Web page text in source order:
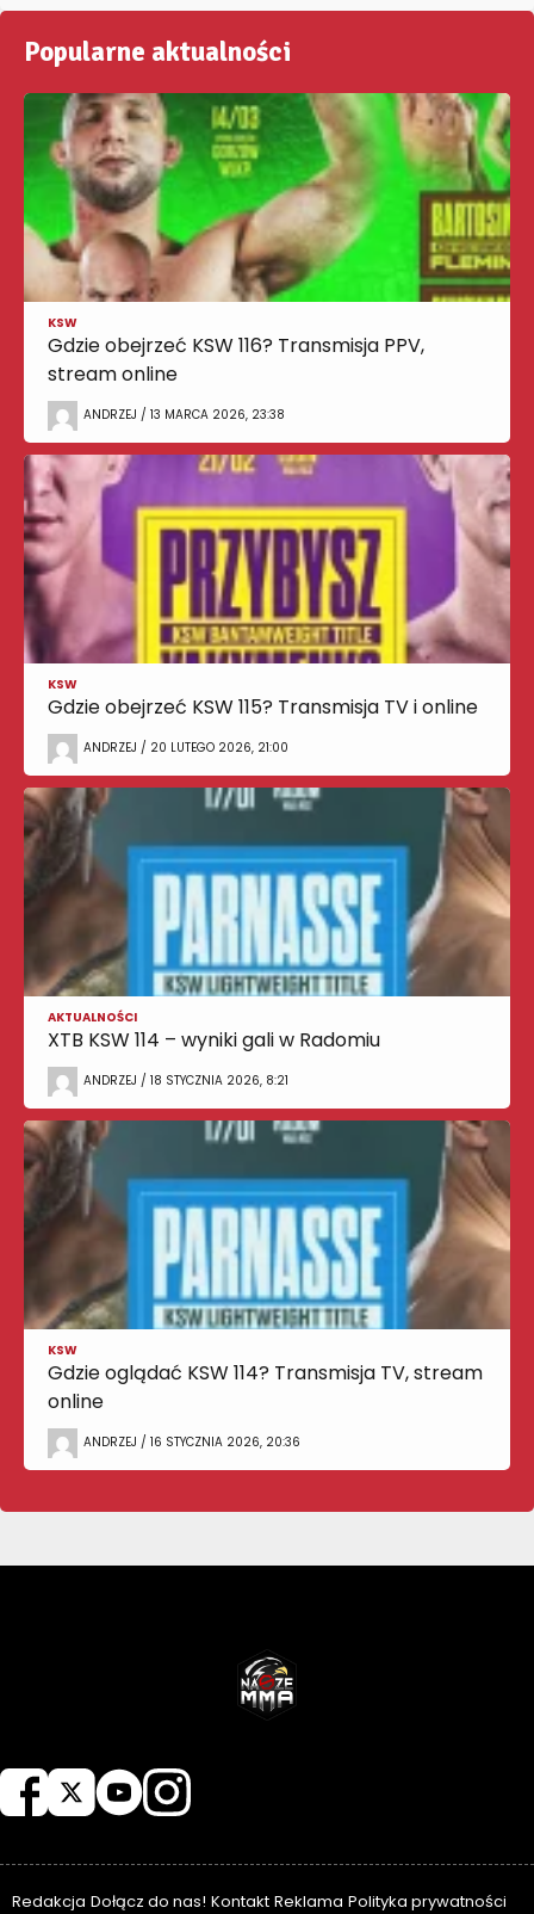
Popularne aktualności
KSW
Gdzie obejrzeć KSW 116? Transmisja PPV,
stream online
ANDRZEJ / 13 MARCA 2026, 23:38
KSW
Gdzie obejrzeć KSW 115? Transmisja TV i online
ANDRZEJ / 20 LUTEGO 2026, 21:00
AKTUALNOŚCI
XTB KSW 114 – wyniki gali w Radomiu
ANDRZEJ / 18 STYCZNIA 2026, 8:21
KSW
Gdzie oglądać KSW 114? Transmisja TV, stream
online
ANDRZEJ / 16 STYCZNIA 2026, 20:36
Redakcja Dołącz do nas! Kontakt Reklama Polityka prywatności